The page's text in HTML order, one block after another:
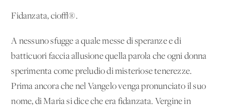
Fidanzata, cio√®.
A nessuno sfugge a quale messe di speranze e di
batticuori faccia allusione quella parola che ogni donna
sperimenta come preludio di misteriose tenerezze.
Prima ancora che nel Vangelo venga pronunciato il suo
nome, di Maria si dice che era fidanzata. Vergine in